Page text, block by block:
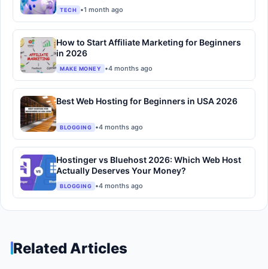
TECH •1 month ago
How to Start Affiliate Marketing for Beginners
in 2026
MAKE MONEY •4 months ago
Best Web Hosting for Beginners in USA 2026
BLOGGING •4 months ago
Hostinger vs Bluehost 2026: Which Web Host
Actually Deserves Your Money?
BLOGGING •4 months ago
Related Articles